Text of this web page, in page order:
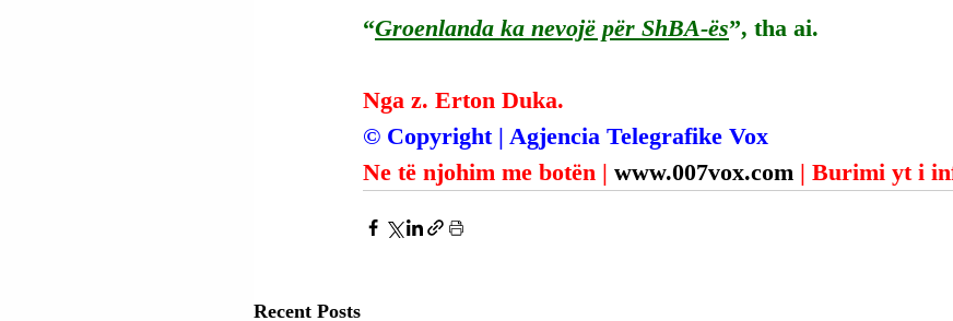
“Groenlanda ka nevojë për ShBA-ës”, tha ai.
Nga z. Erton Duka.
© Copyright | Agjencia Telegrafike Vox
Ne të njohim me botën | www.007vox.com | Burimi yt i
Recent Posts